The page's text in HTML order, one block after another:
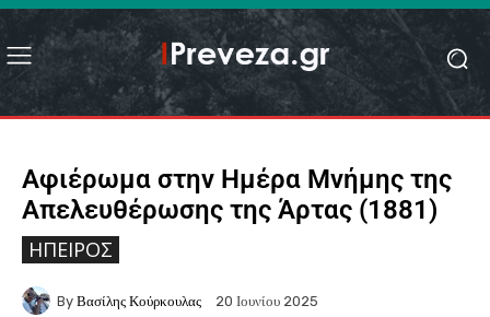
Αφιέρωμα στην Ημέρα Μνήμης της
Απελευθέρωσης της Άρτας (1881)
ΉΠΕΙΡΟΣ
By Βασίλης Κούρκουλας 20 Ιουνίου 2025